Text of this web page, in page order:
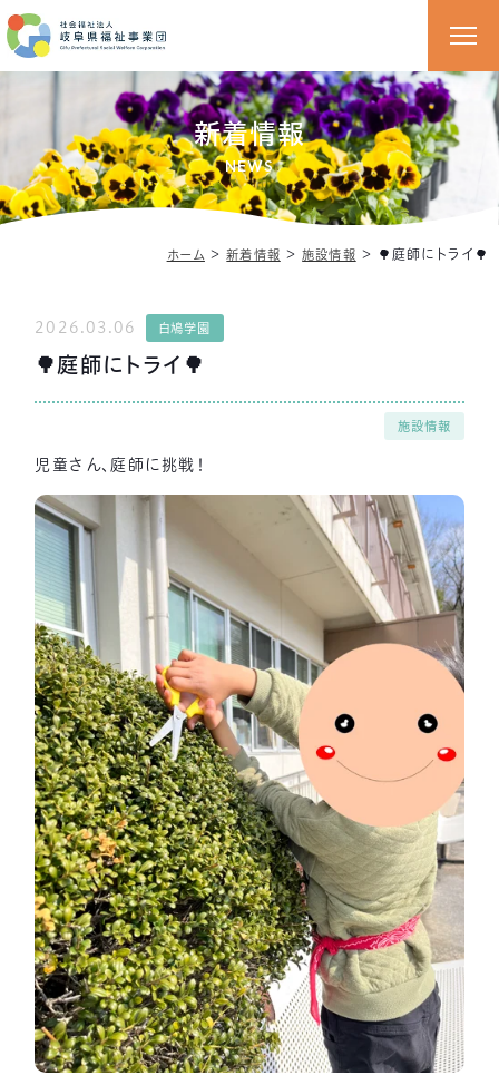
新着情報
NEWS
ホーム ＞新着情報 ＞施設情報 ＞ 🌳庭師にトライ🌳
2026.03.06 白鳩学園
🌳庭師にトライ🌳
施設情報
児童さん、庭師に挑戦！